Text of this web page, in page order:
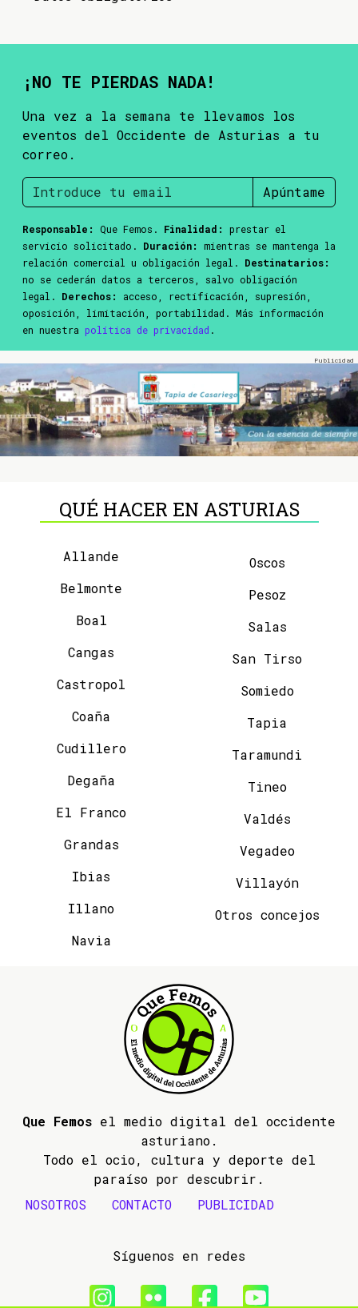
¡NO TE PIERDAS NADA!
Una vez a la semana te llevamos los
eventos del Occidente de Asturias a tu
correo.
Apúntame
Responsable: Que Femos. Finalidad:
prestar el
servicio solicitado. Duración:
mientras se mantenga la
relación comercial u obligación legal. Destinatarios:
no se cederán datos a terceros, salvo obligación
legal. Derechos:
acceso, rectificación, supresión,
oposición, limitación, portabilidad. Más información
en nuestra política de privacidad .
QUÉ HACER EN ASTURIAS
Allande
Belmonte
Boal
Cangas
Castropol
Coaña
Cudillero
Degaña
El Franco
Grandas
Ibias
Illano
Navia
Oscos
Pesoz
Salas
San Tirso
Somiedo
Tapia
Taramundi
Tineo
Valdés
Vegadeo
Villayón
Otros concejos
Que Femos el medio digital del occidente
asturiano.
Todo el ocio, cultura y deporte del
paraíso por descubrir.
NOSOTROS
CONTACTO PUBLICIDAD
Síguenos en redes